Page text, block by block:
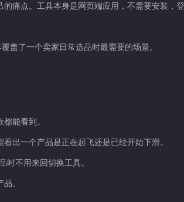
痛点。工具本身是网页端应用，不需要安装，
盖了一个卖家日常选品时最需要的场景。
能看到。
出一个产品是正在起飞还是已经开始下滑。
不用来回切换工具。
。